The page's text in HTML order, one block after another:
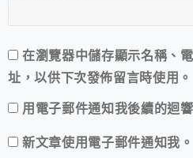
在瀏覽器中儲存顯示名稱、
址，以供下次發佈留言時使用。
用電子郵件通知我後續的迴響
新文章使用電子郵件通知我。